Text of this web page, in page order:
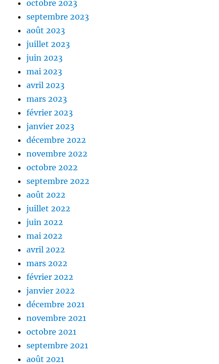
octobre 2023
septembre 2023
août 2023
juillet 2023
juin 2023
mai 2023
avril 2023
mars 2023
février 2023
janvier 2023
décembre 2022
novembre 2022
octobre 2022
septembre 2022
août 2022
juillet 2022
juin 2022
mai 2022
avril 2022
mars 2022
février 2022
janvier 2022
décembre 2021
novembre 2021
octobre 2021
septembre 2021
août 2021